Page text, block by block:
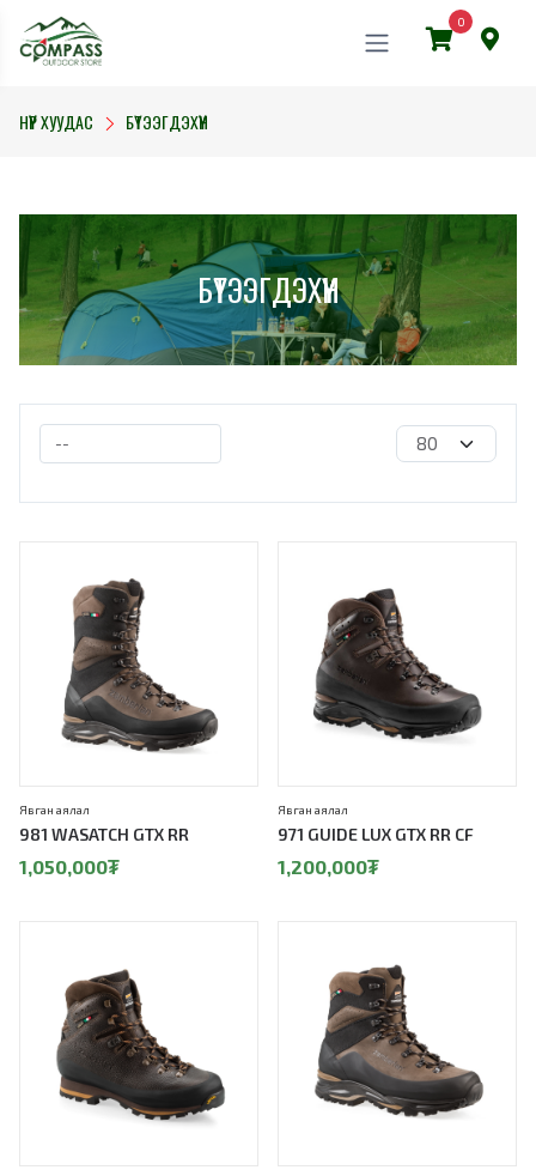
0
НҮҮР ХУУДАС БҮТЭЭГДЭХҮҮН
БҮТЭЭГДЭХҮҮН
981 WASATCH GTX RR
Явган аялал
1,050,000₮
971 GUIDE LUX GTX RR CF
Явган аялал
1,200,000₮